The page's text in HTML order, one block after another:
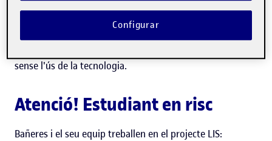
disponibilitat d'aquest conjunt ingent de dades
possibilita l'anàlisi i la detecció de patrons de
sense l'ús de la tecnologia.
Atenció! Estudiant en risc
Bañeres i el seu equip treballen en el projecte LIS:
Configurar